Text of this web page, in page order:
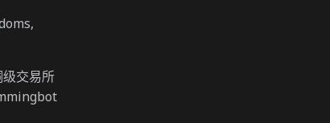
交易所